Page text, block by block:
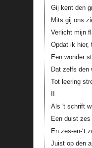
Gij kent den
Mits gij ons
Verlicht mijn
Opdat ik hier,
Een wonder
Dat zelfs den
Tot leering
II.
Als 't schrift
Een duist
En zes-en-‘t
Juist op den